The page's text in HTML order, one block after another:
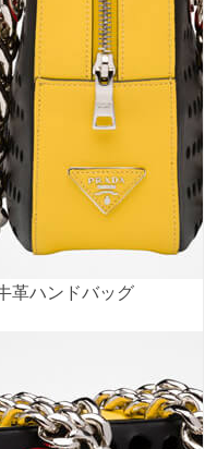
革ハンドバッグ